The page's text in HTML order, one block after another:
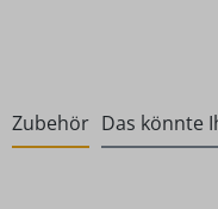
Zubehör Das könnte